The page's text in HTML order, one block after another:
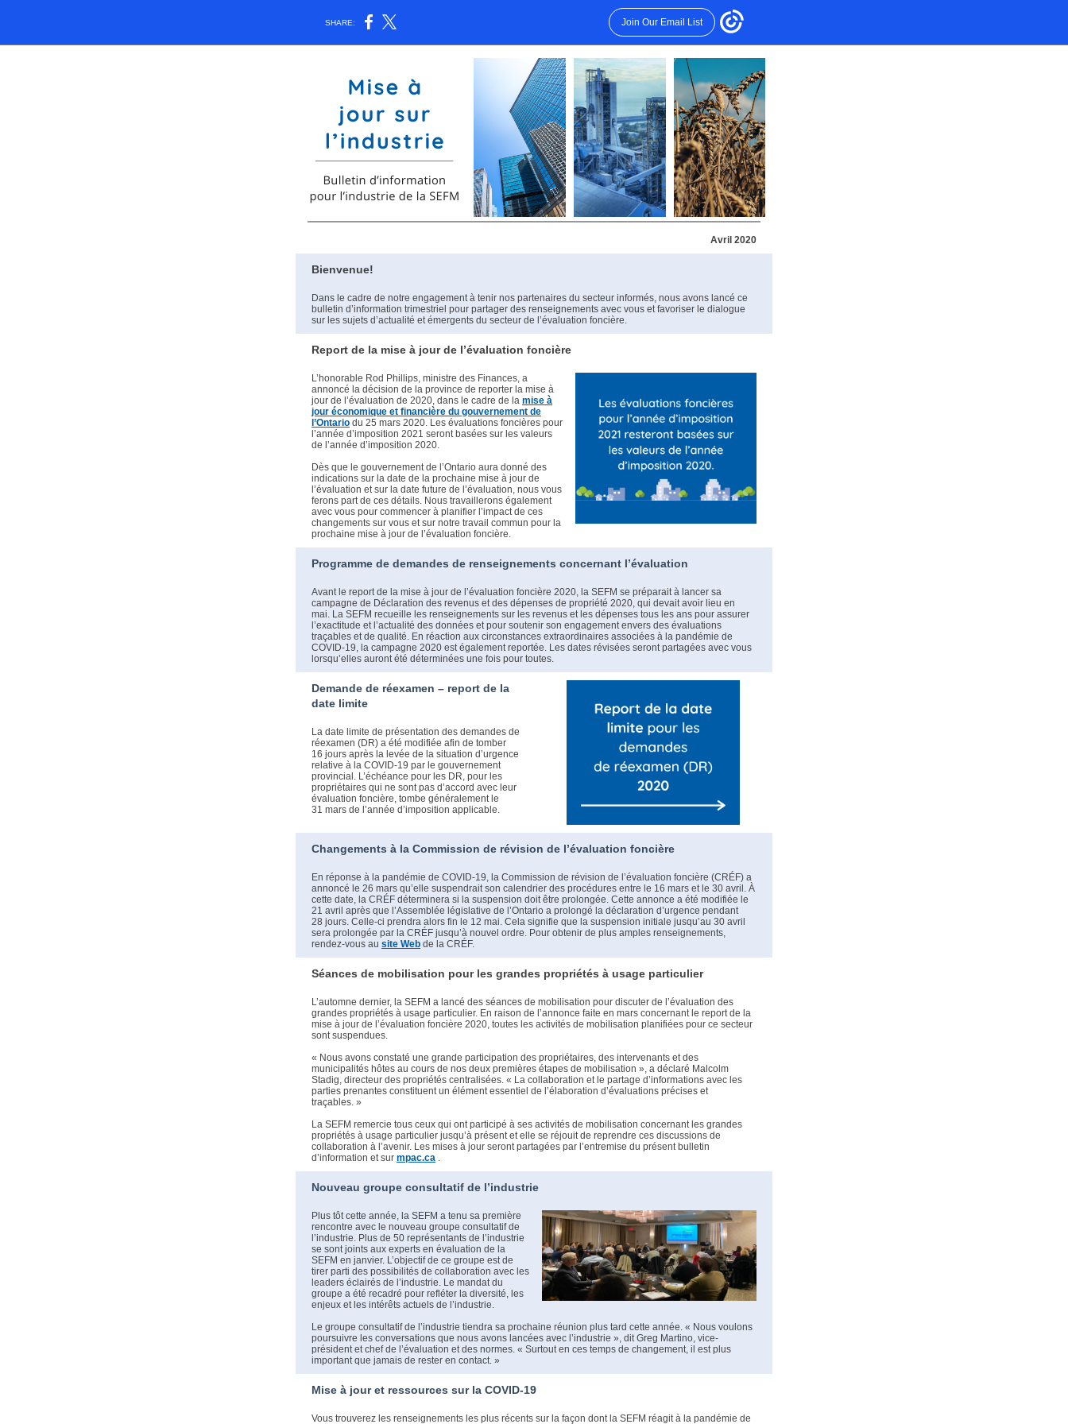
SHARE: Join Our Email List
Avril 2020
Bienvenue!
Dans le cadre de notre engagement à tenir nos partenaires du secteur informés, nous avons lancé ce
bulletin d’information trimestriel pour partager des renseignements avec vous et favoriser le dialogue
sur les sujets d’actualité et émergents du secteur de l’évaluation foncière.
Report de la mise à jour de l’évaluation foncière
L’honorable Rod Phillips, ministre des Finances, a
annoncé la décision de la province de reporter la mise à
jour de l’évaluation de 2020, dans le cadre de la mise à
jour économique et financière du gouvernement de
l’Ontario du 25 mars 2020. Les évaluations foncières pour
l’année d’imposition 2021 seront basées sur les valeurs
de l’année d’imposition 2020.
Dès que le gouvernement de l’Ontario aura donné des
indications sur la date de la prochaine mise à jour de
l’évaluation et sur la date future de l’évaluation, nous vous
ferons part de ces détails. Nous travaillerons également
avec vous pour commencer à planifier l’impact de ces
changements sur vous et sur notre travail commun pour la
prochaine mise à jour de l’évaluation foncière.
Programme de demandes de renseignements concernant l’évaluation
Avant le report de la mise à jour de l’évaluation foncière 2020, la SEFM se préparait à lancer sa
campagne de Déclaration des revenus et des dépenses de propriété 2020, qui devait avoir lieu en
mai. La SEFM recueille les renseignements sur les revenus et les dépenses tous les ans pour assurer
l’exactitude et l’actualité des données et pour soutenir son engagement envers des évaluations
traçables et de qualité. En réaction aux circonstances extraordinaires associées à la pandémie de
COVID-19, la campagne 2020 est également reportée. Les dates révisées seront partagées avec vous
lorsqu’elles auront été déterminées une fois pour toutes.
Demande de réexamen – report de la
date limite
La date limite de présentation des demandes de
réexamen (DR) a été modifiée afin de tomber
16 jours après la levée de la situation d’urgence
relative à la COVID-19 par le gouvernement
provincial. L’échéance pour les DR, pour les
propriétaires qui ne sont pas d’accord avec leur
évaluation foncière, tombe généralement le
31 mars de l’année d’imposition applicable.
Changements à la Commission de révision de l’évaluation foncière
En réponse à la pandémie de COVID-19, la Commission de révision de l’évaluation foncière (CRÉF) a
annoncé le 26 mars qu’elle suspendrait son calendrier des procédures entre le 16 mars et le 30 avril. À
cette date, la CRÉF déterminera si la suspension doit être prolongée. Cette annonce a été modifiée le
21 avril après que l’Assemblée législative de l’Ontario a prolongé la déclaration d’urgence pendant
28 jours. Celle-ci prendra alors fin le 12 mai. Cela signifie que la suspension initiale jusqu’au 30 avril
sera prolongée par la CRÉF jusqu’à nouvel ordre. Pour obtenir de plus amples renseignements,
rendez-vous au site Web de la CRÉF.
Séances de mobilisation pour les grandes propriétés à usage particulier
L’automne dernier, la SEFM a lancé des séances de mobilisation pour discuter de l’évaluation des
grandes propriétés à usage particulier. En raison de l’annonce faite en mars concernant le report de la
mise à jour de l’évaluation foncière 2020, toutes les activités de mobilisation planifiées pour ce secteur
sont suspendues.
« Nous avons constaté une grande participation des propriétaires, des intervenants et des
municipalités hôtes au cours de nos deux premières étapes de mobilisation », a déclaré Malcolm
Stadig, directeur des propriétés centralisées. « La collaboration et le partage d’informations avec les
parties prenantes constituent un élément essentiel de l’élaboration d’évaluations précises et
traçables. »
La SEFM remercie tous ceux qui ont participé à ses activités de mobilisation concernant les grandes
propriétés à usage particulier jusqu’à présent et elle se réjouit de reprendre ces discussions de
collaboration à l’avenir. Les mises à jour seront partagées par l’entremise du présent bulletin
d’information et sur mpac.ca .
Nouveau groupe consultatif de l’industrie
Plus tôt cette année, la SEFM a tenu sa première
rencontre avec le nouveau groupe consultatif de
l’industrie. Plus de 50 représentants de l’industrie
se sont joints aux experts en évaluation de la
SEFM en janvier. L’objectif de ce groupe est de
tirer parti des possibilités de collaboration avec les
leaders éclairés de l’industrie. Le mandat du
groupe a été recadré pour refléter la diversité, les
enjeux et les intérêts actuels de l’industrie.
Le groupe consultatif de l’industrie tiendra sa prochaine réunion plus tard cette année. « Nous voulons
poursuivre les conversations que nous avons lancées avec l’industrie », dit Greg Martino, vice-
président et chef de l’évaluation et des normes. « Surtout en ces temps de changement, il est plus
important que jamais de rester en contact. »
Mise à jour et ressources sur la COVID-19
Vous trouverez les renseignements les plus récents sur la façon dont la SEFM réagit à la pandémie de